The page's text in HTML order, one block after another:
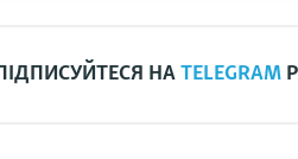
НАTELEGRAM